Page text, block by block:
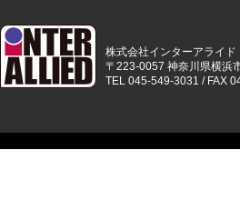
株式会社インターアライド
〒223-0057 神奈川県横浜
TEL 045-549-3031 / FAX